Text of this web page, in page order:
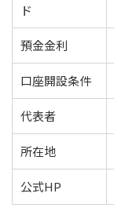
ド
預金金利
口座開設条件
代表者
所在地
公式HP